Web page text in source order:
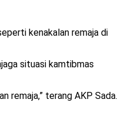
kenakalan remaja di
situasi kamtibmas
remaja,” terang AKP Sada.